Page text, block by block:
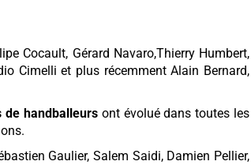
Cocault, Gérard Navaro,Thierry Humbert,
Cimelli et plus récemment Alain Bernard,
de handballeurs ont évolué dans toutes les
Gaulier, Salem Saidi, Damien Pellier,